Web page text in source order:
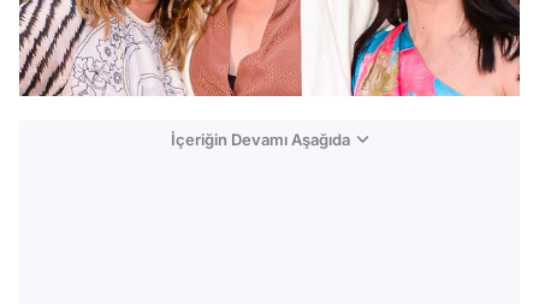
İçeriğin Devamı Aşağıda